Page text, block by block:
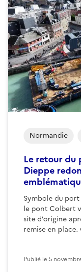
Le retour du
Dieppe
Symbole du port
le pont Colbert
site d’origine
remise en place.
Normandie
Publié le5